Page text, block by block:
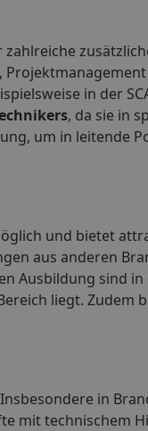
in der
, da sie in
um in leitende
und bietet
aus anderen
Ausbildung sind in
liegt. Zudem
in
mit technischem